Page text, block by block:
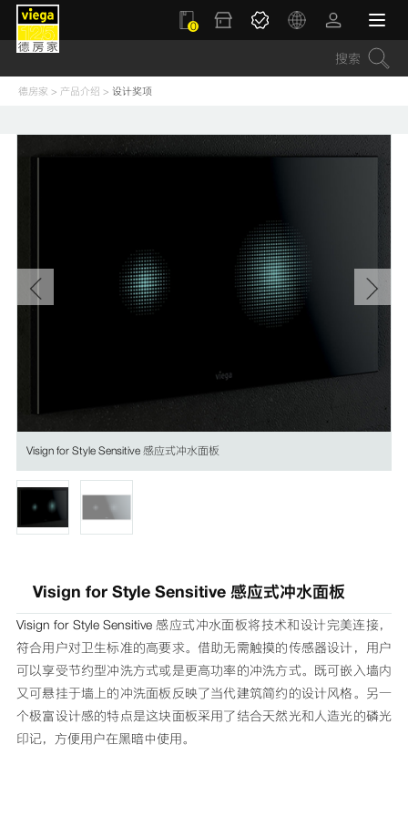
0
德房家 > 产品介绍 >设计奖项
Visign for Style Sensitive 感应式冲水面板
Visign for Style Sensitive 感应式冲水面板
Visign for Style Sensitive 感应式冲水面板将技术和设计完美连接，
符合用户对卫生标准的高要求。借助无需触摸的传感器设计，用户
可以享受节约型冲洗方式或是更高功率的冲洗方式。既可嵌入墙内
又可悬挂于墙上的冲洗面板反映了当代建筑简约的设计风格。另一
个极富设计感的特点是这块面板采用了结合天然光和人造光的磷光
印记，方便用户在黑暗中使用。